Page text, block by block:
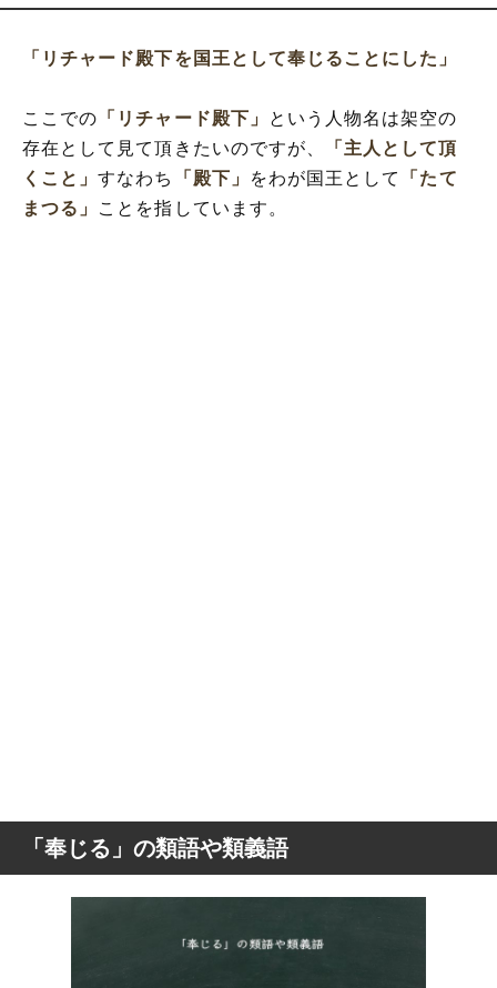
「リチャード殿下を国王として奉じることにした」
ここでの 「リチャード殿下」
という人物名は架空の
存在として見て頂きたいのですが、
「主人として頂
くこと」すなわち 「殿下」 をわが国王として
「たて
まつる」
ことを指しています。
「奉じる」の類語や類義語